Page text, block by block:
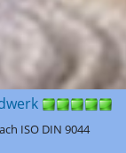
ISO DIN 9044